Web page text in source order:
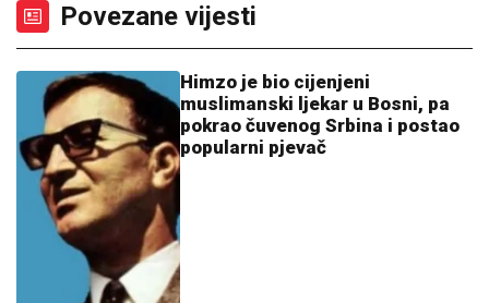
Povezane vijesti
Himzo je bio cijenjeni
muslimanski ljekar u Bosni, pa
pokrao čuvenog Srbina i postao
popularni pjevač